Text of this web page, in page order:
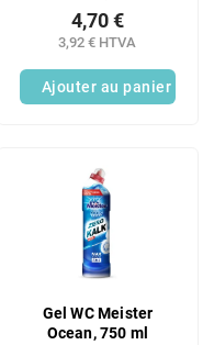
3,92 € HTVA
4,70 €
Ajouter au panier
Gel WC Meister
Ocean, 750 ml